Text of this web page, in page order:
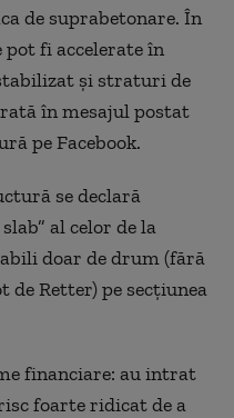
de suprabetonare. În
fi accelerate în
și straturi de
în mesajul postat
pe Facebook.
se declară
al celor de la
doar de drum (fără
Retter) pe secțiunea
financiare: au intrat
foarte ridicat de a